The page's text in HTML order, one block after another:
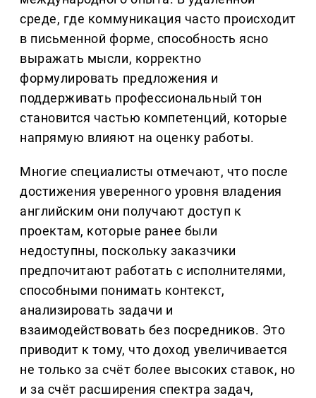
среде, где коммуникация часто происходит
в письменной форме, способность ясно
выражать мысли, корректно
формулировать предложения и
поддерживать профессиональный тон
становится частью компетенций, которые
напрямую влияют на оценку работы.
Многие специалисты отмечают, что после
достижения уверенного уровня владения
английским они получают доступ к
проектам, которые ранее были
недоступны, поскольку заказчики
предпочитают работать с исполнителями,
способными понимать контекст,
анализировать задачи и
взаимодействовать без посредников. Это
приводит к тому, что доход увеличивается
не только за счёт более высоких ставок, но
и за счёт расширения спектра задач,